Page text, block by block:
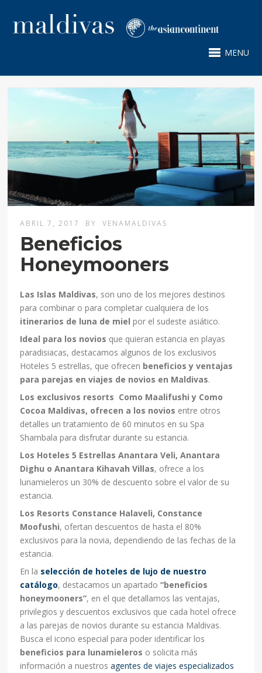
MENU
ABRIL 7, 2017 BY VENAMALDIVAS
Beneficios
Honeymooners
Las Islas Maldivas, son uno de los mejores destinos
para combinar o para completar cualquiera de los
itinerarios de luna de miel por el sudeste asiático.
Ideal para los novios que quieran estancia en playas
paradisiacas, destacamos algunos de los exclusivos
Hoteles 5 estrellas, que ofrecen beneficios y ventajas
para parejas en viajes de novios en Maldivas.
Los exclusivos resorts Como Maalifushi y Como
Cocoa Maldivas, ofrecen a los novios entre otros
detalles un tratamiento de 60 minutos en su Spa
Shambala para disfrutar durante su estancia.
Los Hoteles 5 Estrellas Anantara Veli, Anantara
Dighu o Anantara Kihavah Villas, ofrece a los
lunamieleros un 30% de descuento sobre el valor de su
estancia.
Los Resorts Constance Halaveli, Constance
Moofushi, ofertan descuentos de hasta el 80%
exclusivos para la novia, dependiendo de las fechas de la
estancia.
En la selección de hoteles de lujo de nuestro
catálogo, destacamos un apartado“beneficios
honeymooners”, en el que detallamos las ventajas,
privilegios y descuentos exclusivos que cada hotel ofrece
a las parejas de novios durante su estancia Maldivas.
Busca el icono especial para poder identificar los
beneficios para lunamieleros o solicita más
información a nuestrosagentes de viajes especializados